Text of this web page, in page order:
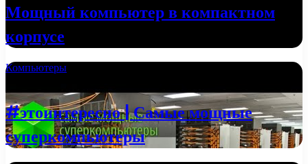
Мощный компьютер в компактном
корпусе
Компьютеры
#этоинтересно | Самые мощные
суперкомпьютеры